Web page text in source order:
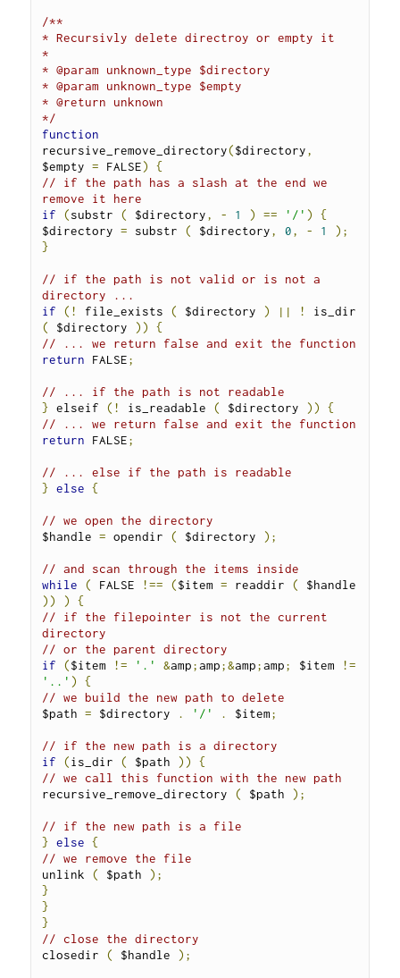
/**
* Recursivly delete directroy or empty it
*
* @param unknown_type $directory
* @param unknown_type $empty
* @return unknown
*/
function
recursive_remove_directory($directory,
$empty = FALSE)
{
// if the path has a slash at the end we
remove it here
if
(substr ( $directory, - 1 ) == '/' )
{
$directory = substr ( $directory, 0, - 1
);
}
// if the path is not valid or is not a
directory ...
if
(! file_exists ( $directory ) || !
(
$directory ))
{
// ... we return false and exit the function
return FALSE;
// ... if the path is not readable
} elseif (! is_readable ( $directory ))
{
// ... we return false and exit the function
return FALSE;
// ... else if the path is readable
} else {
// we open the directory
$handle = opendir ( $directory );
// and scan through the items inside
while
( FALSE !== ($item = readdir (
))
)
{
// if the filepointer is not the current
directory
// or the parent directory
if
($item != '.' &amp;amp;&amp;amp; $item !=
'..' )
{
// we build the new path to delete
$path = $directory . '/' . $item;
// if the new path is a directory
if
(is_dir ( $path ))
{
// we call this function with the new path
recursive_remove_directory ( $path );
// if the new path is a file
} else {
// we remove the file
unlink ( $path );
}
}
}
// close the directory
closedir ( $handle );